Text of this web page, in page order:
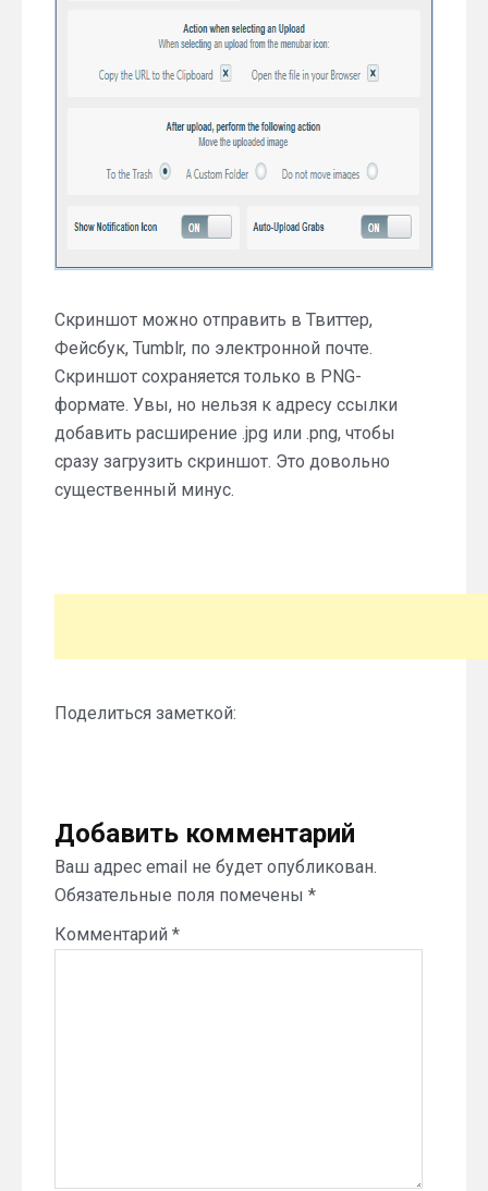
Скриншот можно отправить в Твиттер,
Фейсбук, Tumblr, по электронной почте.
Скриншот сохраняется только в PNG-
формате. Увы, но нельзя к адресу ссылки
добавить расширение .jpg или .png, чтобы
сразу загрузить скриншот. Это довольно
существенный минус.
Поделиться заметкой:
Добавить комментарий
Ваш адрес email не будет опубликован.
Обязательные поля помечены *
Комментарий *